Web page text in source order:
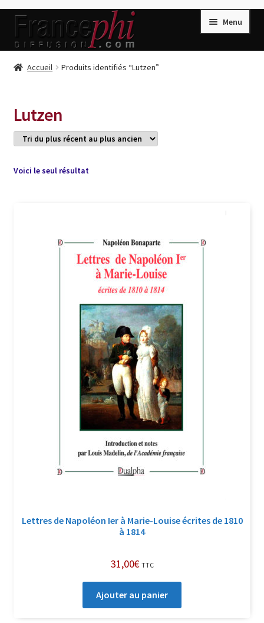
Aller
la
Aller
contenu
Menu
Accueil
Conditions de Vente
Connection
Livres de Philippe Randa
Politique de confidentialité et cookies
Qui sommes-nous ?
Soutien à Philippe Randa
Suivi de la Commande
Accueil Produits identifiés “Lutzen”
Lutzen
Voici le seul résultat
Lettres de Napoléon Ier à Marie-Louise écrites de 1810
à 1814
31,00€ TTC
Ajouter au panier